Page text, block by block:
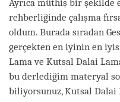
Ayrıca müthiş bir
rehberliğinde çalışma
oldum. Burada sıradan
gerçekten en iyinin en
Lama ve Kutsal Dalai
bu derlediğim materyal
biliyorsunuz, Kutsal Dalai